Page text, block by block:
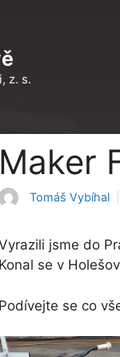
z. s.
Maker
Tomáš Vybíhal
jsme do
Konal se v
Podívejte se co